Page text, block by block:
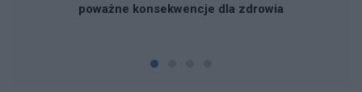
poważne konsekwencje dla zdrowia